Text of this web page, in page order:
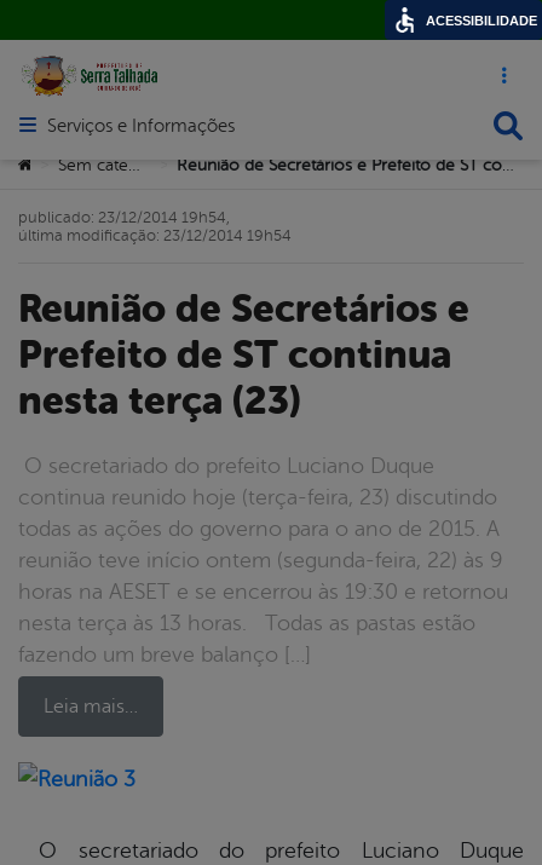
Acesso
Abrir menu principal de navegação
Serviços e Informações
Você está aqui:
> >
Reunião de Secretários e
Prefeito de ST continua
nesta terça (23)
O secretariado do prefeito Luciano Duque
continua reunido hoje (terça-feira, 23) discutindo
todas as ações do governo para o ano de 2015. A
reunião teve início ontem (segunda-feira, 22) às 9
horas na AESET e se encerrou às 19:30 e retornou
nesta terça às 13 horas. Todas as pastas estão
fazendo um breve balanço […]
Leia mais…
publicado: 23/12/2014 19h54,
última modificação: 23/12/2014 19h54
O secretariado do prefeito Luciano Duque
ACESSIBILIDADE